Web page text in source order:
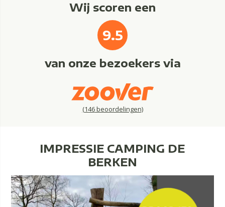
Wij scoren een
9.5
van onze bezoekers via
(146beoordelingen)
IMPRESSIE CAMPING DE
BERKEN